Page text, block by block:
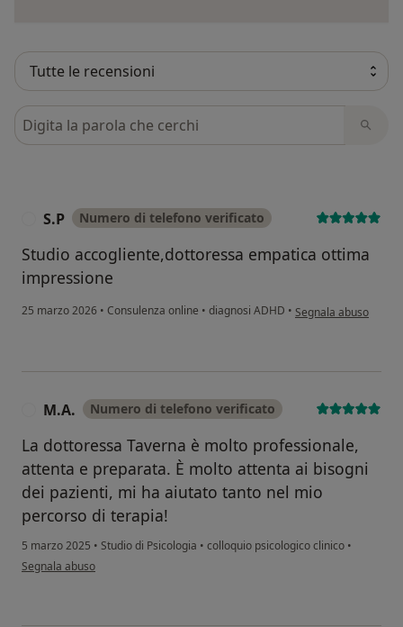
Cerca nelle recensioni
S.P Numero di telefono verificato
Studio accogliente,dottoressa empatica ottima
impressione
25 marzo 2026 • Consulenza online • diagnosi ADHD • secondo l'opinione
Segnala abuso
M.A. Numero di telefono verificato
La dottoressa Taverna è molto professionale,
attenta e preparata. È molto attenta ai bisogni
dei pazienti, mi ha aiutato tanto nel mio
percorso di terapia!
5 marzo 2025 • Studio di Psicologia • colloquio psicologico clinico •
secondo l'opinione dell'utente M.A.
Segnala abuso